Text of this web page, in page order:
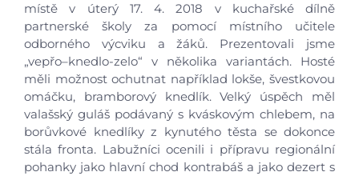
místě v úterý 17. 4. 2018 v kuchařské dílně
partnerské školy za pomocí místního učitele
odborného výcviku a žáků. Prezentovali jsme
„vepřo–knedlo-zelo“ v několika variantách. Hosté
měli možnost ochutnat například lokše, švestkovou
omáčku, bramborový knedlík. Velký úspěch měl
valašský guláš podávaný s kváskovým chlebem, na
borůvkové knedlíky z kynutého těsta se dokonce
stála fronta. Labužníci ocenili i přípravu regionální
pohanky jako hlavní chod kontrabáš a jako dezert s